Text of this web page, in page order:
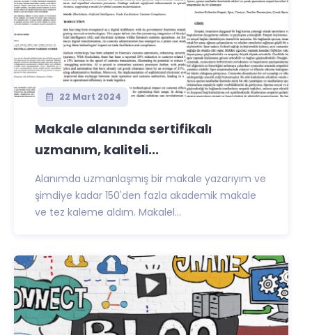
22 Mart 2024
Makale alanında sertifikalı
uzmanım, kaliteli...
Alanımda uzmanlaşmış bir makale yazarıyım ve
şimdiye kadar 150'den fazla akademik makale
ve tez kaleme aldım. Makalel...